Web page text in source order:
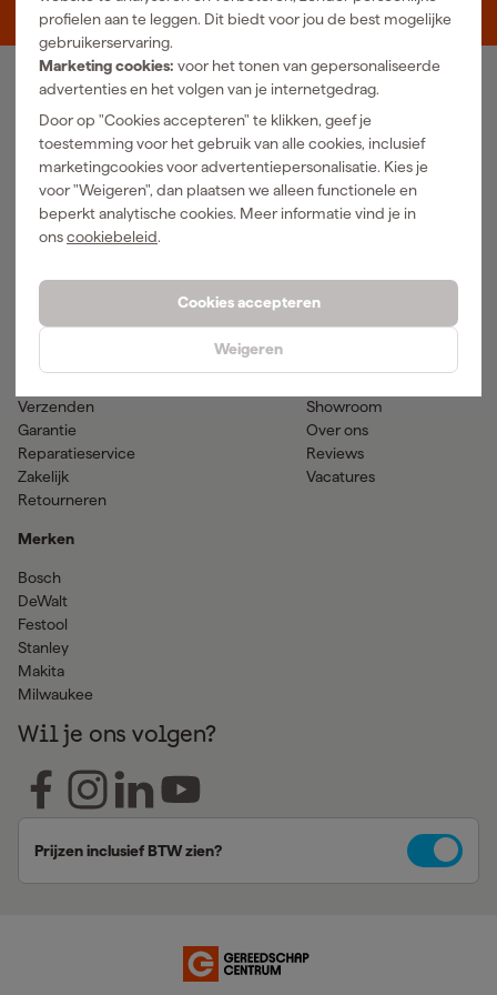
profielen aan te leggen. Dit biedt voor jou de best mogelijke
gebruikerservaring.
Marketing cookies: voor het tonen van gepersonaliseerde
advertenties en het volgen van je internetgedrag.
Door op "Cookies accepteren" te klikken, geef je
toestemming voor het gebruik van alle cookies, inclusief
marketingcookies voor advertentiepersonalisatie. Kies je
voor "Weigeren", dan plaatsen we alleen functionele en
beperkt analytische cookies. Meer informatie vind je in
onscookiebeleid.
Cookies accepteren
Weigeren
Luchtgereedschap
Elektra
Reiniging
Klimaatbeheersing
Bevestigingsmateriaal
Transport en werkplaats
Handgereedschap
Meetgereedschap
Elektrisch gereedschap
Accu gereedschap
Verf & verfbenodigdheden
Hulp & contact
Verzenden
Garantie
Reparatieservice
Zakelijk
Retourneren
Merken
Bosch
DeWalt
Festool
Stanley
Makita
Milwaukee
Gereedschapcentrum
Showroom
Over ons
Reviews
Vacatures
Wil je ons volgen?
Prijzen inclusief BTW zien?